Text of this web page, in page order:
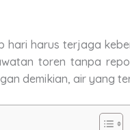
hari harus terjaga
toren tanpa
demikian, air yang